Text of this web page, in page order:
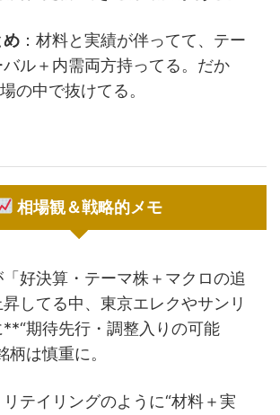
め ：材料と実績が伴ってて、テー
ル＋内需両方持ってる。だか
の中で抜けてる。
相場観＆戦略的メモ
好決算・テーマ株＋マクロの追
してる中、東京エレクやサンリ
期待先行・調整入りの可能
柄は慎重に。
テイリングのように“材料＋実